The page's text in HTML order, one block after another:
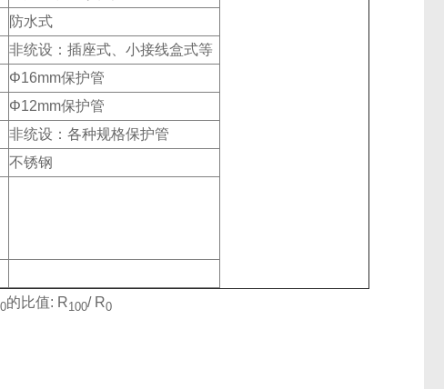
防水式
非统设：插座式、小接线盒式等
Φ16mm保护管
Φ12mm保护管
非统设：各种规格保护管
不锈钢
0的比值: R100/ R0